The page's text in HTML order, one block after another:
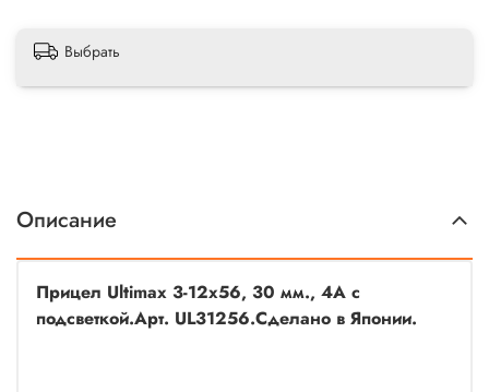
Выбрать
Описание
Прицел Ultimax 3-12x56, 30 мм., 4А с
подсветкой.Арт. UL31256.Сделано в Японии.